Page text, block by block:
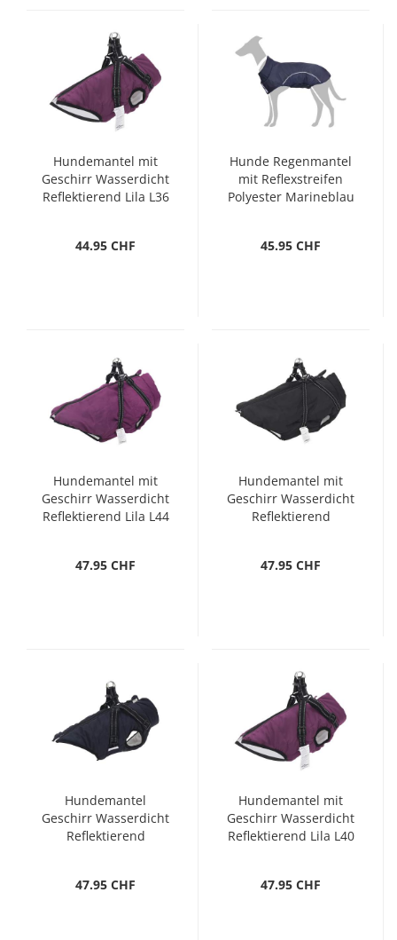
Hundemantel mit
Geschirr Wasserdicht
Reflektierend Lila L36
44.95 CHF
Hunde Regenmantel
mit Reflexstreifen
Polyester Marineblau
45.95 CHF
Hundemantel mit
Geschirr Wasserdicht
Reflektierend Lila L44
47.95 CHF
Hundemantel mit
Geschirr Wasserdicht
Reflektierend
47.95 CHF
Hundemantel
Geschirr Wasserdicht
Reflektierend
47.95 CHF
Hundemantel mit
Geschirr Wasserdicht
Reflektierend Lila L40
47.95 CHF